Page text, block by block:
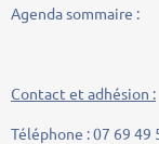
Agenda sommaire :
Contact et adhésion :
Téléphone : 07 69